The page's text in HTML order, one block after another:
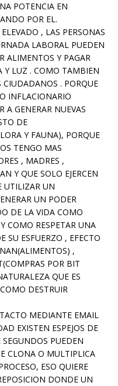
POTENCIA EN
POR EL.
, LAS PERSONAS
LABORAL PUEDEN
ALIMENTOS Y PAGAR
Y LUZ . COMO TAMBIEN
CIUDADANOS . PORQUE
INFLACIONARIO
A GENERAR NUEVAS
DE
Y FAUNA), PORQUE
TENGO MAS
, MADRES ,
Y QUE SOLO EJERCEN
UTILIZAR UN
UN PODER
DE LA VIDA COMO
COMO RESPETAR UNA
SU ESFUERZO , EFECTO
,
POR BIT
QUE ES
DESTRUIR
MEDIANTE EMAIL
EXISTEN ESPEJOS DE
PUEDEN
CLONA O MULTIPLICA
ESO QUIERE
DONDE UN